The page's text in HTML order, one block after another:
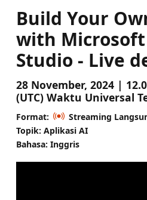
Build Your
with
Studio - Live
28 November, 2024 |
(UTC) Waktu Universal
Format:
Streaming
Topik: Aplikasi AI
Bahasa: Inggris